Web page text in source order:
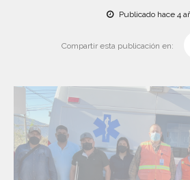
Publicado hace 4
Compartir esta publicación en: